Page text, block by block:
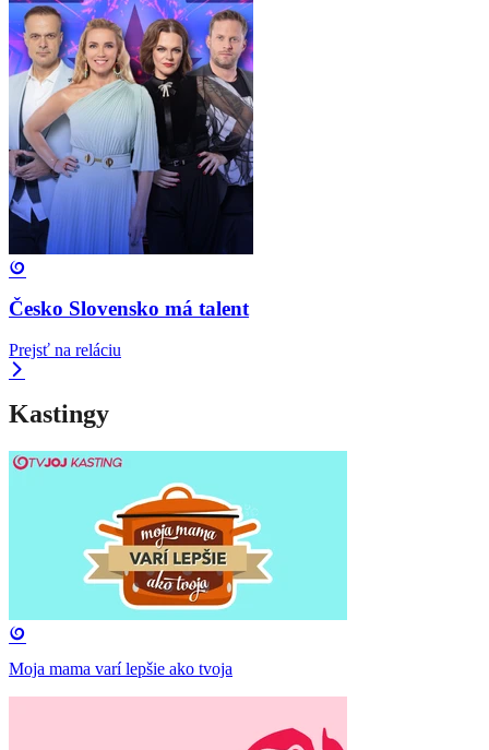
Česko Slovensko má talent
Prejsť na reláciu
Kastingy
Moja mama varí lepšie ako tvoja